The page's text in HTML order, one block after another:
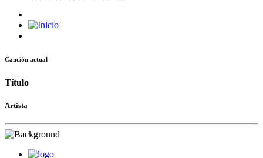
Canción actual
Título
Artista